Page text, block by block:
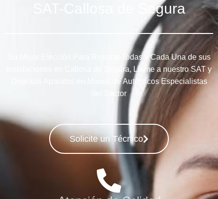
SAT-Callosa de Segura
Su Mejor Elección Para Reparar Todas y Cada Una de sus
Instalaciones en Callosa de Segura, Llame a nuestro SAT y
Deje sus Aparatos en Manos de Auténticos Especialistas
del Sector
Solicite un Técnico